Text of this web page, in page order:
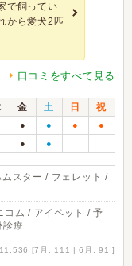
で飼ってい
から愛犬2匹
口コミをすべて見る
金 土 日
祝
● ● ● ●
● ●
スター / フェレット /
コム / アイペット / 予
診療
11,536 [7月: 111 | 6月: 91 ]